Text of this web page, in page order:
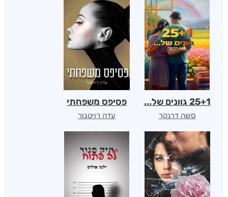
25+1 גוונים של...
סשה דרנקר
פסיפס משפחתי
עדה רויטגור